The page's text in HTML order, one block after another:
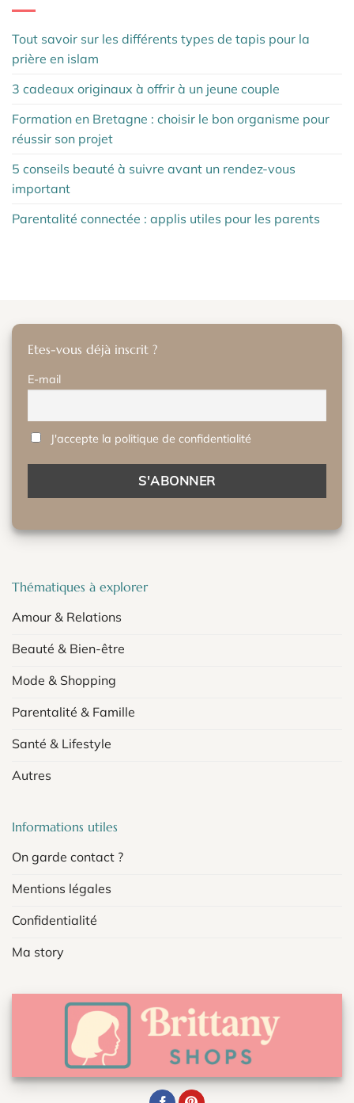
Tout savoir sur les différents types de tapis pour la
prière en islam
3 cadeaux originaux à offrir à un jeune couple
Formation en Bretagne : choisir le bon organisme pour
réussir son projet
5 conseils beauté à suivre avant un rendez-vous
important
Parentalité connectée : applis utiles pour les parents
Etes-vous déjà inscrit ?
E-mail
J'accepte la politique de confidentialité
Thématiques à explorer
Amour & Relations
Beauté & Bien-être
Mode & Shopping
Parentalité & Famille
Santé & Lifestyle
Autres
Informations utiles
On garde contact ?
Mentions légales
Confidentialité
Ma story